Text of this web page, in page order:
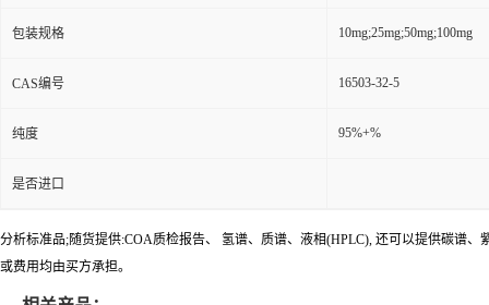
包装规格 10mg;25mg;50mg;100mg
CAS编号 16503-32-5
纯度 95%+%
是否进口
分析标准品;随货提供:COA质检报告、 氢谱、质谱、液相(HPLC), 还可以提供碳谱
或费用均由买方承担。